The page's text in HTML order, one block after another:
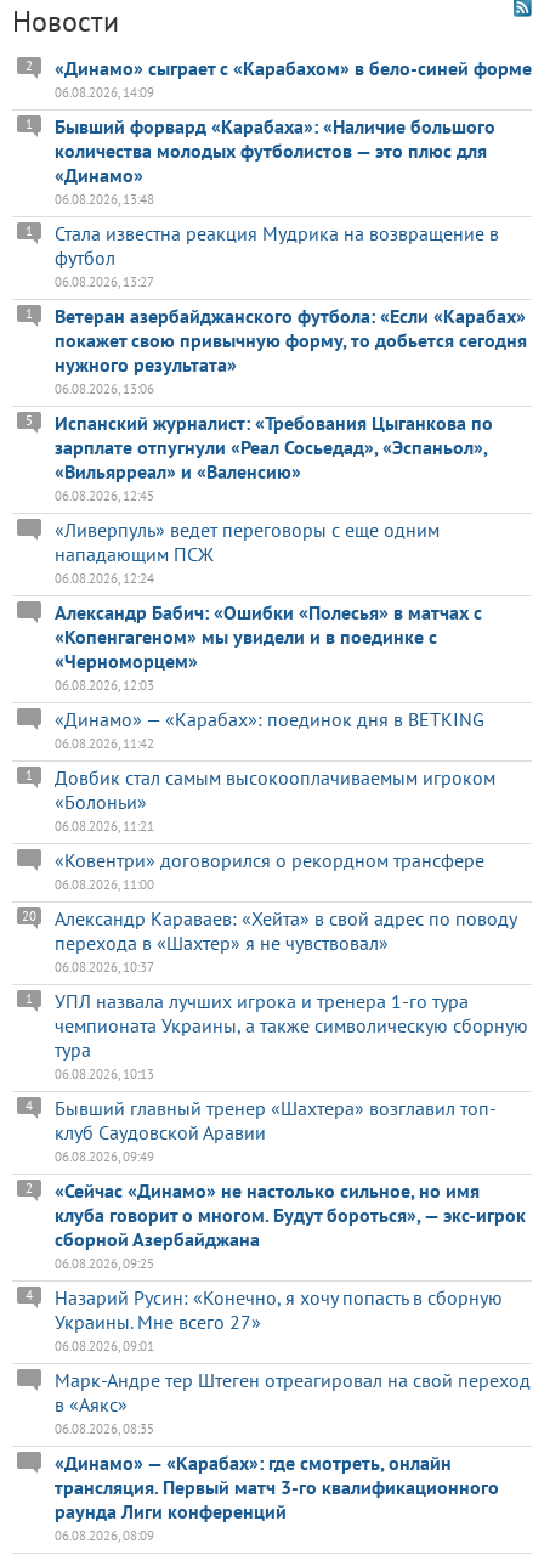
Новости
«Динамо» сыграет с «Карабахом» в бело-синей форме
2
06.08.2026, 14:09
Бывший форвард «Карабаха»: «Наличие большого
количества молодых футболистов — это плюс для
«Динамо»
1
06.08.2026, 13:48
Стала известна реакция Мудрика на возвращение в
футбол
1
06.08.2026, 13:27
Ветеран азербайджанского футбола: «Если «Карабах»
покажет свою привычную форму, то добьется сегодня
нужного результата»
1
06.08.2026, 13:06
Испанский журналист: «Требования Цыганкова по
зарплате отпугнули «Реал Сосьедад», «Эспаньол»,
«Вильярреал» и «Валенсию»
5
06.08.2026, 12:45
«Ливерпуль» ведет переговоры с еще одним
нападающим ПСЖ
06.08.2026, 12:24
Александр Бабич: «Ошибки «Полесья» в матчах с
«Копенгагеном» мы увидели и в поединке с
«Черноморцем»
06.08.2026, 12:03
«Динамо» — «Карабах»: поединок дня в BETKING
06.08.2026, 11:42
Довбик стал самым высокооплачиваемым игроком
«Болоньи»
1
06.08.2026, 11:21
«Ковентри» договорился о рекордном трансфере
06.08.2026, 11:00
Александр Караваев: «Хейта» в свой адрес по поводу
перехода в «Шахтер» я не чувствовал»
20
06.08.2026, 10:37
УПЛ назвала лучших игрока и тренера 1-го тура
чемпионата Украины, а также символическую сборную
тура
1
06.08.2026, 10:13
Бывший главный тренер «Шахтера» возглавил топ-
клуб Саудовской Аравии
4
06.08.2026, 09:49
«Сейчас «Динамо» не настолько сильное, но имя
клуба говорит о многом. Будут бороться», — экс-игрок
сборной Азербайджана
2
06.08.2026, 09:25
Назарий Русин: «Конечно, я хочу попасть в сборную
Украины. Мне всего 27»
4
06.08.2026, 09:01
Марк-Андре тер Штеген отреагировал на свой переход
в «Аякс»
06.08.2026, 08:35
«Динамо» — «Карабах»: где смотреть, онлайн
трансляция. Первый матч 3-го квалификационного
раунда Лиги конференций
06.08.2026, 08:09